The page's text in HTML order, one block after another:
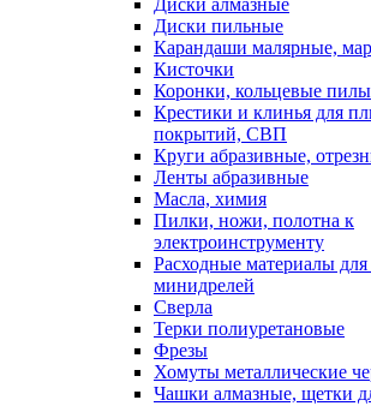
Диски алмазные
Диски пильные
Карандаши малярные,
Кисточки
Коронки, кольцевые пилы
Крестики и клинья для
покрытий, СВП
Круги абразивные,
Ленты абразивные
Масла, химия
Пилки, ножи, полотна к
электроинструменту
Расходные материалы
минидрелей
Сверла
Терки полиуретановые
Фрезы
Хомуты металлические
Чашки алмазные, щетки